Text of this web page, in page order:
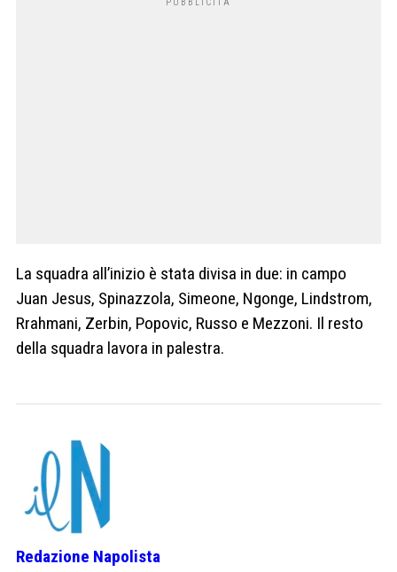
La squadra all’inizio è stata divisa in due: in campo
Juan Jesus, Spinazzola, Simeone, Ngonge, Lindstrom,
Rrahmani, Zerbin, Popovic, Russo e Mezzoni. Il resto
della squadra lavora in palestra.
Redazione Napolista